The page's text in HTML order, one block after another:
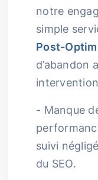
notre
simple
Post-
d’abandon
- Manque
suivi
du SEO.